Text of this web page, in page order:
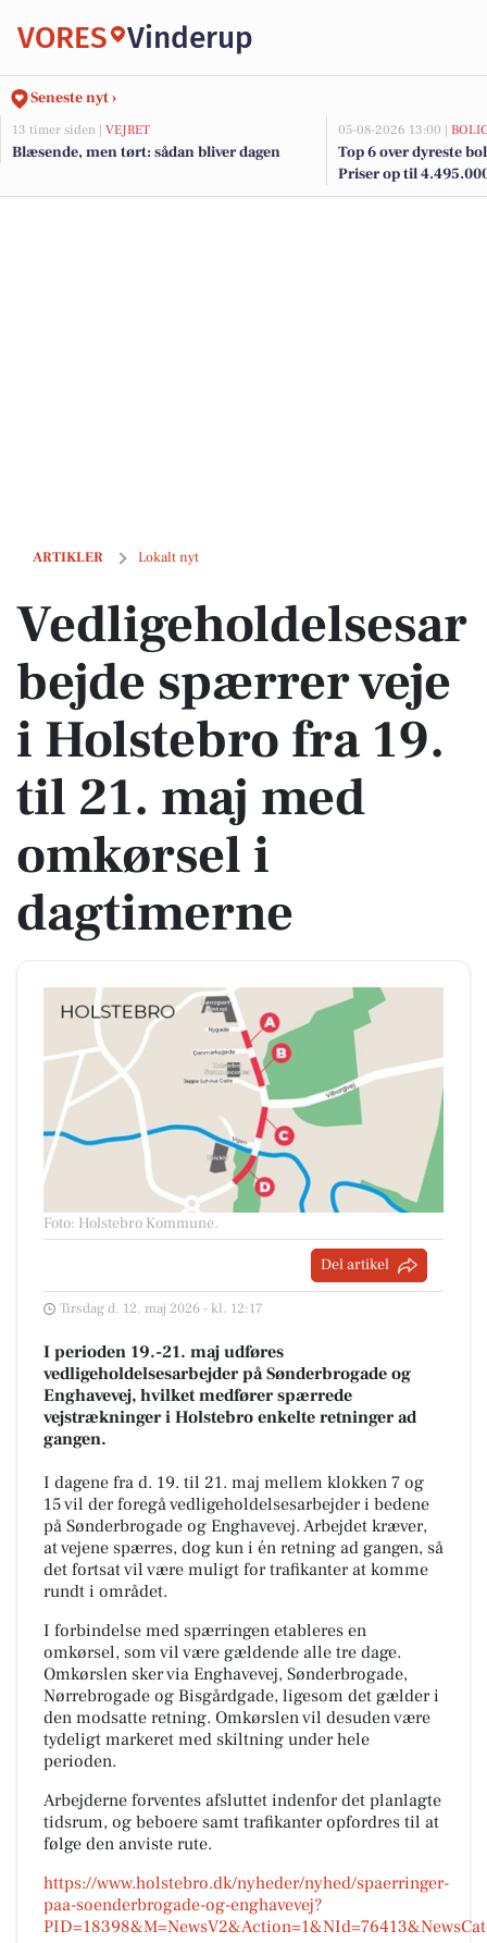
VORES Vinderup
Seneste nyt ›
13 timer siden | VEJRET
Blæsende, men tørt: sådan bliver dagen
05-08-2026 13:00 |
Top 6 over dyreste
Priser op til
ARTIKLER Lokalt nyt
Vedligeholdelsesarbejde spærrer veje i Holstebro fra 19. til 21. maj
Vedligeholdelsesar
bejde spærrer veje
i Holstebro fra 19.
til 21. maj med
omkørsel i
dagtimerne
Foto: Holstebro Kommune.
Del artikel
Tirsdag d. 12. maj 2026 - kl. 12:17
I perioden 19.-21. maj udføres
vedligeholdelsesarbejder på Sønderbrogade og
Enghavevej, hvilket medfører spærrede
vejstrækninger i Holstebro enkelte retninger ad
gangen.
I dagene fra d. 19. til 21. maj mellem klokken 7 og
15 vil der foregå vedligeholdelsesarbejder i bedene
på Sønderbrogade og Enghavevej. Arbejdet kræver,
at vejene spærres, dog kun i én retning ad gangen, så
det fortsat vil være muligt for trafikanter at komme
rundt i området.
I forbindelse med spærringen etableres en
omkørsel, som vil være gældende alle tre dage.
Omkørslen sker via Enghavevej, Sønderbrogade,
Nørrebrogade og Bisgårdgade, ligesom det gælder i
den modsatte retning. Omkørslen vil desuden være
tydeligt markeret med skiltning under hele
perioden.
Arbejderne forventes afsluttet indenfor det planlagte
tidsrum, og beboere samt trafikanter opfordres til at
følge den anviste rute.
https://www.holstebro.dk/nyheder/nyhed/spaerringer-
paa-soenderbrogade-og-enghavevej?